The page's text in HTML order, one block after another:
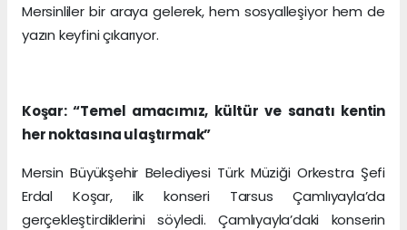
Mersinliler bir araya gelerek, hem sosyalleşiyor hem de
yazın keyfini çıkarıyor.
Koşar: “Temel amacımız, kültür ve sanatı kentin
her noktasına ulaştırmak”
Mersin Büyükşehir Belediyesi Türk Müziği Orkestra Şefi
Erdal Koşar, ilk konseri Tarsus Çamlıyayla’da
gerçekleştirdiklerini söyledi. Çamlıyayla’daki konserin